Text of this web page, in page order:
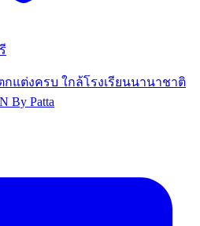
แต่งครบ ใกล้โรงเรียนนานาชาติ
By Patta